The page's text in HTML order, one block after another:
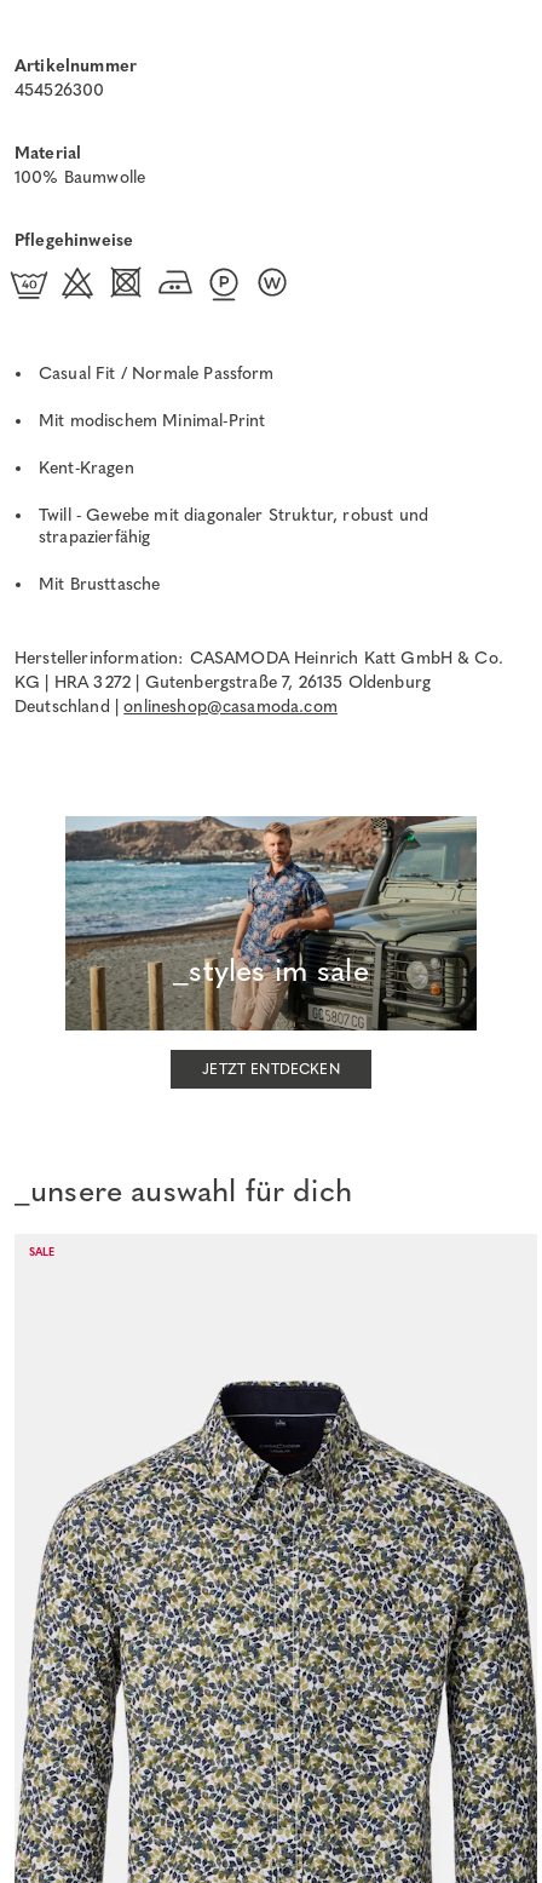
Artikelnummer
454526300
Material
100% Baumwolle
Pflegehinweise
Casual Fit / Normale Passform
Mit modischem Minimal-Print
Kent-Kragen
Twill - Gewebe mit diagonaler Struktur, robust und
strapazierfähig
Mit Brusttasche
Herstellerinformation: CASAMODA Heinrich Katt GmbH & Co.
KG | HRA 3272 | Gutenbergstraße 7, 26135 Oldenburg
Deutschland |onlineshop@casamoda.com
_styles im sale
JETZT ENTDECKEN
_unsere auswahl für dich
SALE